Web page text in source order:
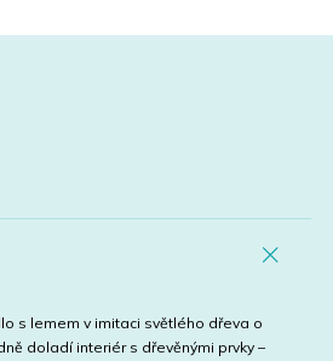
s lemem v imitaci světlého dřeva o
doladí interiér s dřevěnými prvky –